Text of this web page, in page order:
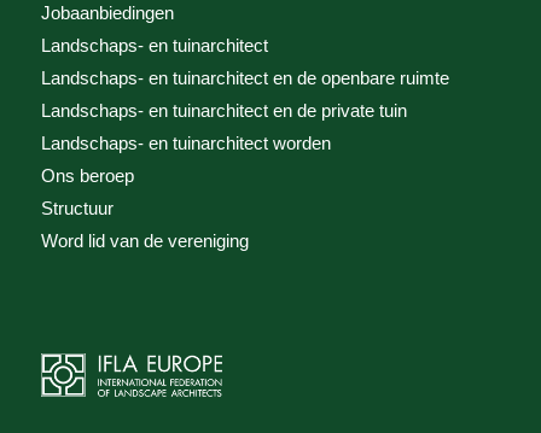
Jobaanbiedingen
Landschaps- en tuinarchitect
Landschaps- en tuinarchitect en de openbare ruimte
Landschaps- en tuinarchitect en de private tuin
Landschaps- en tuinarchitect worden
Ons beroep
Structuur
Word lid van de vereniging